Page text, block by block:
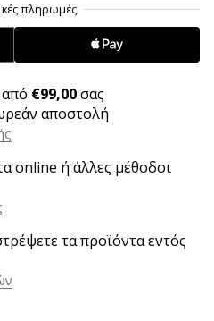
€99,00σας
αποστολή
online ή άλλες μέθοδοι
τα προϊόντα εντός